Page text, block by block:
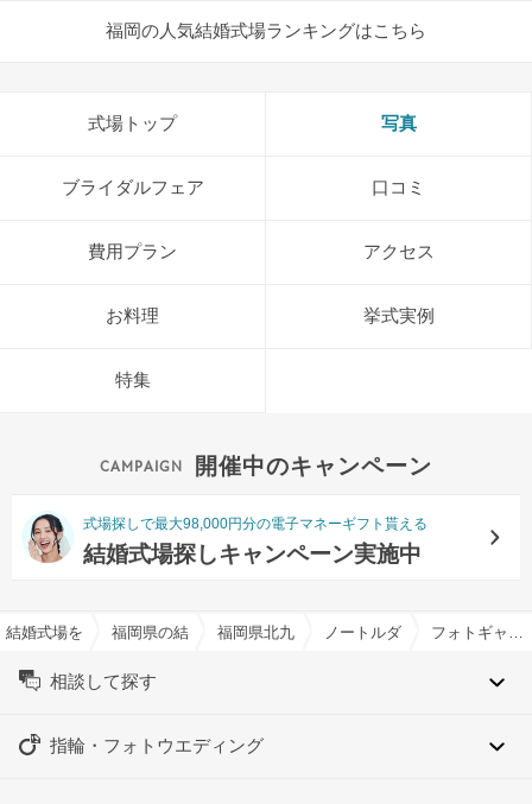
福岡の人気結婚式場ランキングはこちら
式場トップ 写真
ブライダルフェア 口コミ
費用プラン アクセス
お料理 挙式実例
特集
開催中のキャンペーン
式場探しで最大98,000円分の電子マネーギフト貰える
結婚式場探しキャンペーン実施中
結婚式場を探すならハナユメ
福岡県の結婚式場一覧福岡県北九州市の結婚式場一覧
ノートルダム北九州/
相談して探す
指輪・フォトウエディング